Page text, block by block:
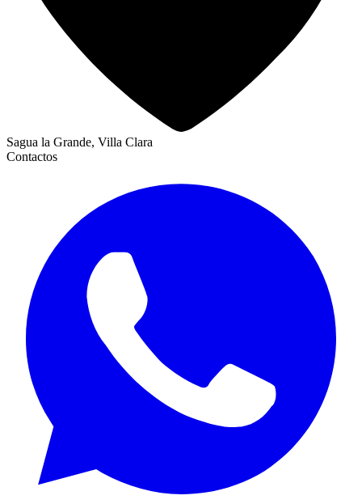
Sagua la Grande, Villa Clara
Contactos